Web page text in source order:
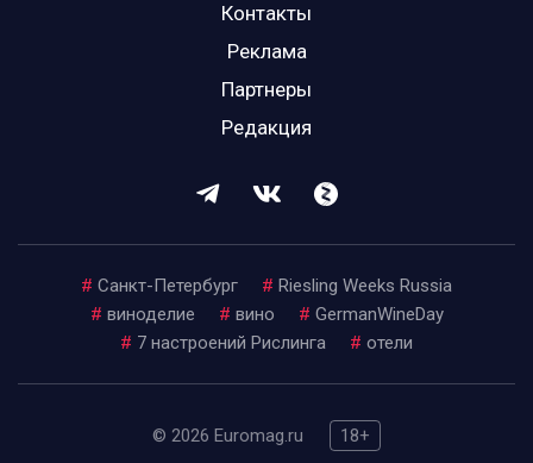
Контакты
Реклама
Партнеры
Редакция
# Санкт-Петербург # Riesling Weeks Russia
# виноделие # вино # GermanWineDay
# 7 настроений Рислинга # отели
© 2026 Euromag.ru
18+